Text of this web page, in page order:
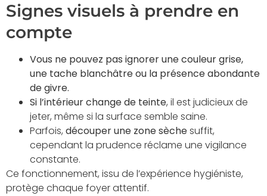
Signes visuels à prendre en
compte
Vous ne pouvez pas ignorer une couleur grise,
une tache blanchâtre ou la présence abondante
de givre.
Si l’intérieur change de teinte, il est judicieux de
jeter, même si la surface semble saine.
Parfois, découper une zone sèchesuffit,
cependant la prudence réclame une vigilance
constante.
Ce fonctionnement, issu de l’expérience hygiéniste,
protège chaque foyer attentif.